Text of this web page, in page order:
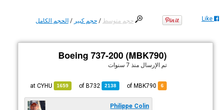
حجم متوسط /حجم كبير /الحجم الكامل Like
Boeing 737-200 (MBK790)
تم الإرسال منذ 7 سنوات
6
2138
B732
1659
CYHU
Philippe Colin